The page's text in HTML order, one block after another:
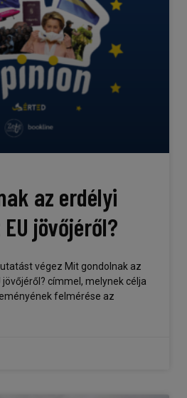
az erdélyi
jövőjéről?
végez Mit gondolnak az
címmel, melynek célja
felmérése az